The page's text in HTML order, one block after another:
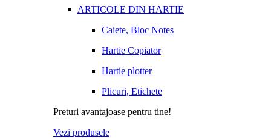
ARTICOLE DIN HARTIE
Caiete, Bloc Notes
Hartie Copiator
Hartie plotter
Plicuri, Etichete
Preturi avantajoase pentru tine!
Vezi produsele